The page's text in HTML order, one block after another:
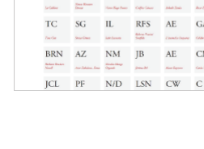
liquidDocs 2.0
International Guests